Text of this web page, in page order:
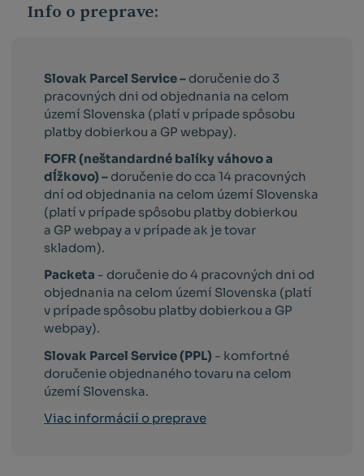
Info o preprave:
Slovak Parcel Service – doručenie do 3
pracovných dni od objednania na celom
území Slovenska (platí v prípade spôsobu
platby dobierkou a GP webpay).
FOFR (neštandardné balíky váhovo a
dĺžkovo) – doručenie do cca 14 pracovných
dní od objednania na celom území Slovenska
(platí v prípade spôsobu platby dobierkou
a GP webpay a v prípade ak je tovar
skladom).
Packeta - doručenie do 4 pracovných dni od
objednania na celom území Slovenska (platí
v prípade spôsobu platby dobierkou a GP
webpay).
Slovak Parcel Service (PPL) - komfortné
doručenie objednaného tovaru na celom
území Slovenska.
Viac informácií o preprave